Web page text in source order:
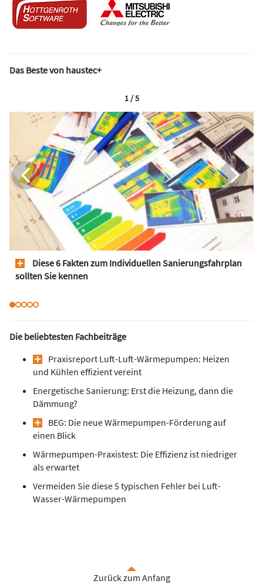
Das Beste von haustec+
Diese 6 Fakten zum Individuellen Sanierungsfahrplan
sollten Sie kennen
1 / 5
Die beliebtesten Fachbeiträge
Praxisreport Luft-Luft-Wärmepumpen: Heizen
und Kühlen effizient vereint
Energetische Sanierung: Erst die Heizung, dann die
Dämmung?
BEG: Die neue Wärmepumpen-Förderung auf
einen Blick
Wärmepumpen-Praxistest: Die Effizienz ist niedriger
als erwartet
Vermeiden Sie diese 5 typischen Fehler bei Luft-
Wasser-Wärmepumpen
Zurück zum Anfang